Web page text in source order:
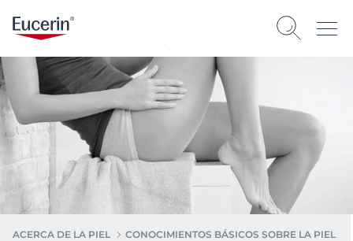
ACERCA DE LA PIEL CONOCIMIENTOS BÁSICOS SOBRE LA PIEL